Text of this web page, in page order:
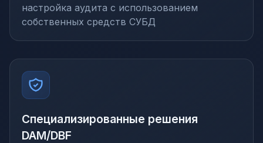
настройка аудита с использованием
собственных средств СУБД
Специализированные решения
DAM/DBF